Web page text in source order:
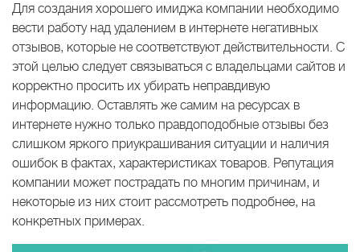
Для создания хорошего имиджа компании необходимо
вести работу над удалением в интернете негативных
отзывов, которые не соответствуют действительности. С
этой целью следует связываться с владельцами сайтов и
корректно просить их убирать неправдивую
информацию. Оставлять же самим на ресурсах в
интернете нужно только правдоподобные отзывы без
слишком яркого приукрашивания ситуации и наличия
ошибок в фактах, характеристиках товаров. Репутация
компании может пострадать по многим причинам, и
некоторые из них стоит рассмотреть подробнее, на
конкретных примерах.